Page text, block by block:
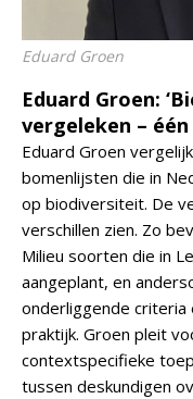
Eduard Groen
Eduard Groen:
vergeleken –
Eduard Groen
bomenlijsten die in
op biodiversiteit. De
verschillen zien. Zo
Milieu soorten die in
aangeplant, en
onderliggende criteria
praktijk. Groen pleit
contextspecifieke
tussen deskundigen